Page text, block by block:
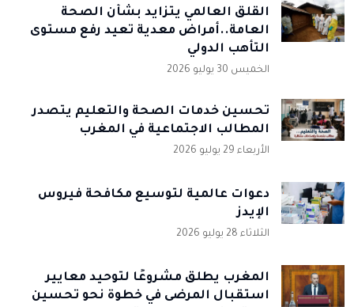
القلق العالمي يتزايد بشأن الصحة
العامة..أمراض معدية تعيد رفع مستوى
التأهب الدولي
الخميس 30 يوليو 2026
تحسين خدمات الصحة والتعليم يتصدر
المطالب الاجتماعية في المغرب
الأربعاء 29 يوليو 2026
دعوات عالمية لتوسيع مكافحة فيروس
الإيدز
الثلاثاء 28 يوليو 2026
المغرب يطلق مشروعًا لتوحيد معايير
استقبال المرضى في خطوة نحو تحسين